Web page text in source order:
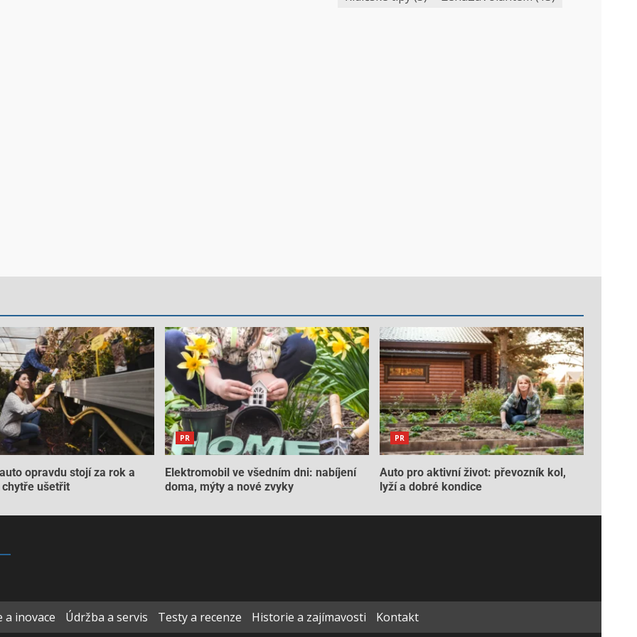
opravdu stojí za rok a
chytře ušetřit
PR
Elektromobil ve všedním dni: nabíjení
doma, mýty a nové zvyky
PR
Auto pro aktivní život: převozník kol,
lyží a dobré kondice
a inovace Údržba a servis Testy a recenze Historie a zajímavosti Kontakt